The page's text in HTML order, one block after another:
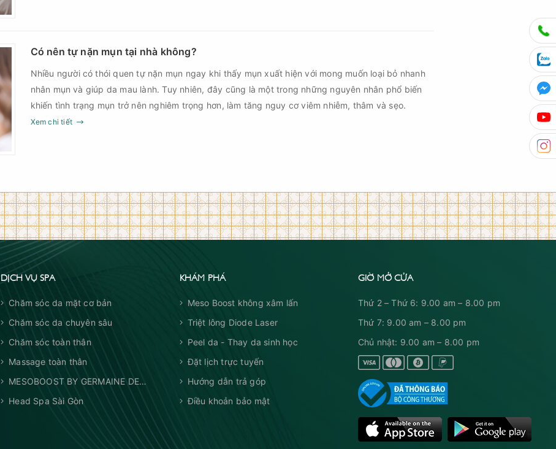
Có nên tự nặn mụn tại nhà không?
Nhiều người có thói quen tự nặn mụn ngay khi thấy mụn xuất hiện với mong muốn loại bỏ nhanh
nhân mụn và giúp da mau lành. Tuy nhiên, đây cũng là một trong những nguyên nhân phổ biến
khiến tình trạng mụn trở nên nghiêm trọng hơn, làm tăng nguy cơ viêm nhiễm, thâm và sẹo.
Xem chi tiết
DỊCH VỤ SPA
Chăm sóc da mặt cơ bản
Chăm sóc da chuyên sâu
Chăm sóc toàn thân
Massage toàn thân
MESOBOOST BY GERMAINE DE
Head Spa Sài Gòn
KHÁM PHÁ
Meso Boost không xâm lấn
Triệt lông Diode Laser
Peel da - Thay da sinh học
Đặt lịch trực tuyến
Hướng dẫn trả góp
Điều khoản bảo mật
GIỜ MỞ CỬA
Thứ 2 – Thứ 6: 9.00 am – 8.00 pm
Thứ 7: 9.00 am – 8.00 pm
Chủ nhật: 9.00 am – 8.00 pm